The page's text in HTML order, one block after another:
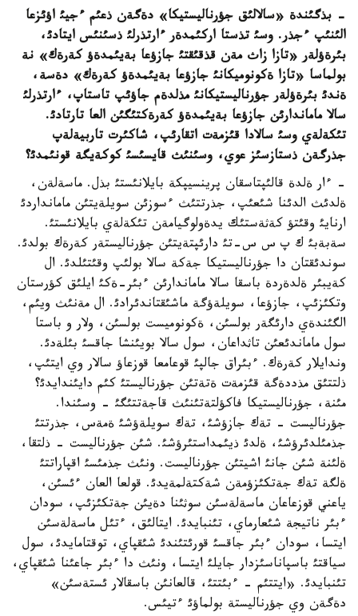
- بذگئندة «سالالئق جؤرناليستيكا» دةگةن ذعئم ءجيئ اؤئزعا
الئنئپ ءجذر. وسئ تذستا اركئمدةر ءارتذرلئ ذسئنئس ايتادئ،
بئرةؤلةر «تازا زاث مةن قذقئقتئ جازؤعا بةيئمدةؤ كةرةك» نة
بولماسا «تازا ةكونوميكانئ جازؤعا بةيئمدةؤ كةرةك» دةسة،
ةندئ بئرةؤلةر جؤرناليستيكانئ مذلدةم جاؤئپ تاستاپ، ءارتذرلئ
سالا ماماندارئن جازؤعا بةيئمدةؤ كةرةكتئگئن العا تارتادئ.
تئكةلةي وسئ سالادا قئزمةت اتقارئپ، شاكئرت تاربيةلةپ
جذرگةن ذستازسئز عوي، وسئنئث قايسئسئ كوكةيگة قونئمدئ؟
- ءار ةلدة قالئپتاسقان پرينسيپكة بايلانئستئ بذل. ماسةلةن،
ةلدئث الدئنا شئعئپ، جذرتتئث ءسوزئن سويلةيتئن مامانداردئ
ارنايئ وقئتؤ كةثةستئك يدةولوگيامةن تئكةلةي بايلانئستئ.
سةبةبئ ك پ س س-تئ دارئپتةيتئن جؤرناليستةر كةرةك بولدئ.
سوندئقتان دا جؤرناليستيكا جةكة سالا بولئپ وقئتئلدئ. ال
كةيبئر ةلدةردة باسقا سالا ماماندارئن ءبئر-ةكئ ايلئق كؤرستان
وتكئزئپ، جازؤعا، سويلةؤگة ماشئقتاندئرادئ. ال مةنئث ويئم،
الگئندةي دارئگةر بولسئن، ةكونوميست بولسئن، ولار و باستا
سول ماماندئعئن تاثداعان، سول سالا بويئنشا جاقسئ بئلةدئ.
وندايلار كةرةك. ءبئراق جالپئ قوعامعا قوزعاؤ سالار وي ايتئپ،
ذلتتئق مذددةگة قئزمةت ةتةتئن جؤرناليستئ كئم دايئندايدئ؟
مئنة، جؤرناليستيكا فاكؤلتةتئنئث قاجةتتئگئ - وسئندا.
جؤرناليست - تةك جازؤشئ، تةك سويلةؤشئ ةمةس، جذرتتئ
جذمئلدئرؤشئ، ةلدئ ذيئمداستئرؤشئ. شئن جؤرناليست - ذلتقا،
ةلئنة شئن جانئ اشيتئن جؤرناليست. ونئث جذمئسئ اقپاراتتئ
ةلگة تةك جةتكئزؤمةن شةكتةلمةيدئ. قولعا العان ءئسئن،
ياعني قوزعاعان ماسةلةسئن سوثئنا دةيئن جةتكئزئپ، سودان
ءبئر ناتيجة شئعارماي، تئنبايدئ. ايتالئق، ءتئل ماسةلةسئن
ايتسا، سودان ءبئر جاقسئ قورئتئندئ شئقپاي، توقتامايدئ، سول
سياقتئ باسپاناسئزدار جايلئ ايتسا، ونئث دا ءبئر جاعئنا شئقپاي،
تئنبايدئ. «ايتتئم - ءبئتتئ، قالعانئن باسقالار ئستةسئن»
دةگةن وي جؤرناليستة بولماؤئ ءتيئس.